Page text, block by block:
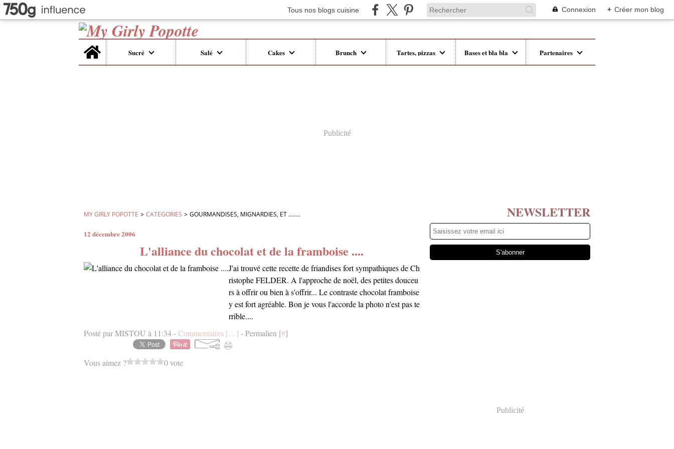
Tous nos blogs cuisine Connexion + Créer mon blog
Home
Sucré
Salé Cakes Brunch Tartes, pizzas Bases et bla bla Partenaires
Publicité
MY GIRLY POPOTTE > CATEGORIES > GOURMANDISES, MIGNARDIES, ET ........
12 décembre 2006
L'alliance du chocolat et de la framboise ....
J'ai trouvé cette recette de friandises fort sympathiques de Ch
ristophe FELDER. A l'approche de noël, des petites douceu
rs à offrir ou bien à s'offrir... Le contraste chocolat framboise
y est fort agréable. Bon je vous l'accorde la photo n'est pas te
rrible....
Posté par MISTOU à 11:34 -Commentaires […] - Permalien [#]
Vous aimez ? 0 vote
NEWSLETTER
Publicité